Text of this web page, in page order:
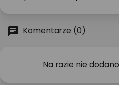
Komentarze (0)
Na razie nie